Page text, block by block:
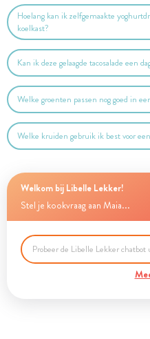
Hoelang kan ik zelfgemaakte
koelkast?
Kan ik deze gelaagde tacosalade een
Welke groenten passen nog goed in
Welke kruiden gebruik ik best voor
Welkom bij Libelle Lekker!
Stel je kookvraag aan Maia...